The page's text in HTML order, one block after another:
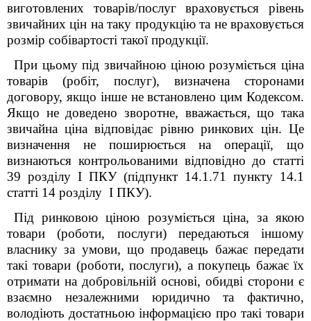
виготовлених товарів/послуг враховується рівень
звичайних цін на таку продукцію та не враховується
розмір собівартості такої продукції.
При цьому під звичайною ціною розуміється ціна
товарів (робіт, послуг), визначена сторонами
договору, якщо інше не встановлено цим Кодексом.
Якщо не доведено зворотне, вважається, що така
звичайна ціна відповідає рівню ринкових цін. Це
визначення не поширюється на операції, що
визнаються контрольованими відповідно до статті
39 розділу І ПКУ(підпункт 14.1.71 пункту 14.1
статті 14 розділу I ПКУ).
Під ринковою ціною розуміється ціна, за якою
товари (роботи, послуги) передаються іншому
власнику за умови, що продавець бажає передати
такі товари (роботи, послуги), а покупець бажає їх
отримати на добровільній основі, обидві сторони є
взаємно незалежними юридично та фактично,
володіють достатньою інформацією про такі товари